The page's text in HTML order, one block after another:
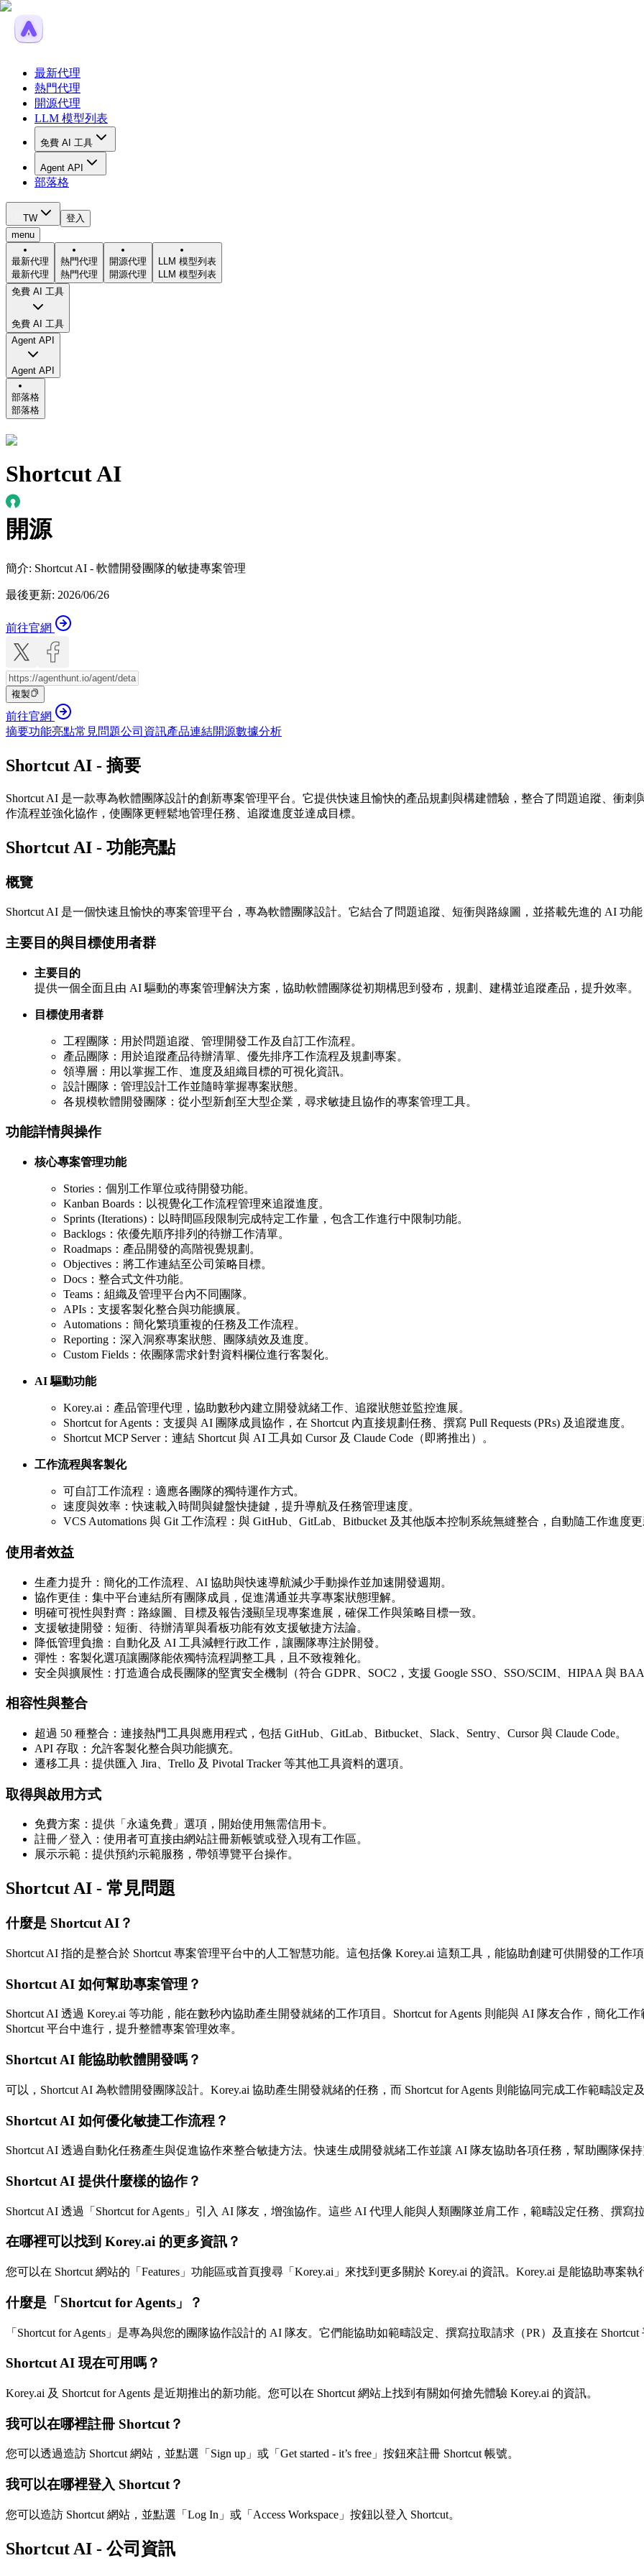
最新代理
熱門代理
開源代理
LLM 模型列表
免費 AI 工具
Agent API
部落格
TW
登入
menu
最新代理
最新代理
熱門代理
熱門代理
開源代理
開源代理
LLM 模型列表
LLM 模型列表
免費 AI 工具
免費 AI 工具
Agent API
Agent API
部落格
部落格
Shortcut AI
開源
簡介: Shortcut AI - 軟體開發團隊的敏捷專案管理
最後更新: 2026/06/26
前往官網
複製
前往官網
摘要功能亮點常見問題公司資訊產品連結開源數據分析
Shortcut AI - 摘要
Shortcut AI 是一款專為軟體團隊設計的創新專案管理平台。它提供快速且愉快的產品規劃與構建體驗，整合了問題追蹤、衝
作流程並強化協作，使團隊更輕鬆地管理任務、追蹤進度並達成目標。
Shortcut AI - 功能亮點
概覽
Shortcut AI 是一個快速且愉快的專案管理平台，專為軟體團隊設計。它結合了問題追蹤、短衝與路線圖，並搭載先進的 AI 功
主要目的與目標使用者群
主要目的
提供一個全面且由 AI 驅動的專案管理解決方案，協助軟體團隊從初期構思到發布，規劃、建構並追蹤產品，提升效率。
目標使用者群
工程團隊：用於問題追蹤、管理開發工作及自訂工作流程。
產品團隊：用於追蹤產品待辦清單、優先排序工作流程及規劃專案。
領導層：用以掌握工作、進度及組織目標的可視化資訊。
設計團隊：管理設計工作並隨時掌握專案狀態。
各規模軟體開發團隊：從小型新創至大型企業，尋求敏捷且協作的專案管理工具。
功能詳情與操作
核心專案管理功能
Stories：個別工作單位或待開發功能。
Kanban Boards：以視覺化工作流程管理來追蹤進度。
Sprints (Iterations)：以時間區段限制完成特定工作量，包含工作進行中限制功能。
Backlogs：依優先順序排列的待辦工作清單。
Roadmaps：產品開發的高階視覺規劃。
Objectives：將工作連結至公司策略目標。
Docs：整合式文件功能。
Teams：組織及管理平台內不同團隊。
APIs：支援客製化整合與功能擴展。
Automations：簡化繁瑣重複的任務及工作流程。
Reporting：深入洞察專案狀態、團隊績效及進度。
Custom Fields：依團隊需求針對資料欄位進行客製化。
AI 驅動功能
Korey.ai：產品管理代理，協助數秒內建立開發就緒工作、追蹤狀態並監控進展。
Shortcut for Agents：支援與 AI 團隊成員協作，在 Shortcut 內直接規劃任務、撰寫 Pull Requests (PRs) 及追蹤進度。
Shortcut MCP Server：連結 Shortcut 與 AI 工具如 Cursor 及 Claude Code（即將推出）。
工作流程與客製化
可自訂工作流程：適應各團隊的獨特運作方式。
速度與效率：快速載入時間與鍵盤快捷鍵，提升導航及任務管理速度。
VCS Automations 與 Git 工作流程：與 GitHub、GitLab、Bitbucket 及其他版本控制系統無縫整合，自動隨工作進度更
使用者效益
生產力提升：簡化的工作流程、AI 協助與快速導航減少手動操作並加速開發週期。
協作更佳：集中平台連結所有團隊成員，促進溝通並共享專案狀態理解。
明確可視性與對齊：路線圖、目標及報告淺顯呈現專案進展，確保工作與策略目標一致。
支援敏捷開發：短衝、待辦清單與看板功能有效支援敏捷方法論。
降低管理負擔：自動化及 AI 工具減輕行政工作，讓團隊專注於開發。
彈性：客製化選項讓團隊能依獨特流程調整工具，且不致複雜化。
安全與擴展性：打造適合成長團隊的堅實安全機制（符合 GDPR、SOC2，支援 Google SSO、SSO/SCIM、HIPAA 與 BAA
相容性與整合
超過 50 種整合：連接熱門工具與應用程式，包括 GitHub、GitLab、Bitbucket、Slack、Sentry、Cursor 與 Claude Code。
API 存取：允許客製化整合與功能擴充。
遷移工具：提供匯入 Jira、Trello 及 Pivotal Tracker 等其他工具資料的選項。
取得與啟用方式
免費方案：提供「永遠免費」選項，開始使用無需信用卡。
註冊／登入：使用者可直接由網站註冊新帳號或登入現有工作區。
展示示範：提供預約示範服務，帶領導覽平台操作。
Shortcut AI - 常見問題
什麼是 Shortcut AI？
Shortcut AI 指的是整合於 Shortcut 專案管理平台中的人工智慧功能。這包括像 Korey.ai 這類工具，能協助創建可供開發的工作
Shortcut AI 如何幫助專案管理？
Shortcut AI 透過 Korey.ai 等功能，能在數秒內協助產生開發就緒的工作項目。Shortcut for Agents 則能與 AI 隊友合作，簡化工
Shortcut 平台中進行，提升整體專案管理效率。
Shortcut AI 能協助軟體開發嗎？
可以，Shortcut AI 為軟體開發團隊設計。Korey.ai 協助產生開發就緒的任務，而 Shortcut for Agents 則能協同完成工作範疇設定
Shortcut AI 如何優化敏捷工作流程？
Shortcut AI 透過自動化任務產生與促進協作來整合敏捷方法。快速生成開發就緒工作並讓 AI 隊友協助各項任務，幫助團隊保持
Shortcut AI 提供什麼樣的協作？
Shortcut AI 透過「Shortcut for Agents」引入 AI 隊友，增強協作。這些 AI 代理人能與人類團隊並肩工作，範疇設定任務、撰寫
在哪裡可以找到 Korey.ai 的更多資訊？
您可以在 Shortcut 網站的「Features」功能區或首頁搜尋「Korey.ai」來找到更多關於 Korey.ai 的資訊。Korey.ai 是能協助專案
什麼是「Shortcut for Agents」？
「Shortcut for Agents」是專為與您的團隊協作設計的 AI 隊友。它們能協助如範疇設定、撰寫拉取請求（PR）及直接在 Shortcut
Shortcut AI 現在可用嗎？
Korey.ai 及 Shortcut for Agents 是近期推出的新功能。您可以在 Shortcut 網站上找到有關如何搶先體驗 Korey.ai 的資訊。
我可以在哪裡註冊 Shortcut？
您可以透過造訪 Shortcut 網站，並點選「Sign up」或「Get started - it’s free」按鈕來註冊 Shortcut 帳號。
我可以在哪裡登入 Shortcut？
您可以造訪 Shortcut 網站，並點選「Log In」或「Access Workspace」按鈕以登入 Shortcut。
Shortcut AI - 公司資訊